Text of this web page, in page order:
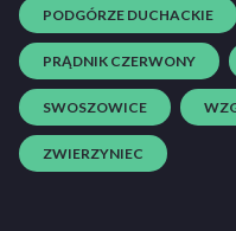
PODGÓRZE DUCHACKIE
PRĄDNIK CZERWONY
SWOSZOWICE
ZWIERZYNIEC